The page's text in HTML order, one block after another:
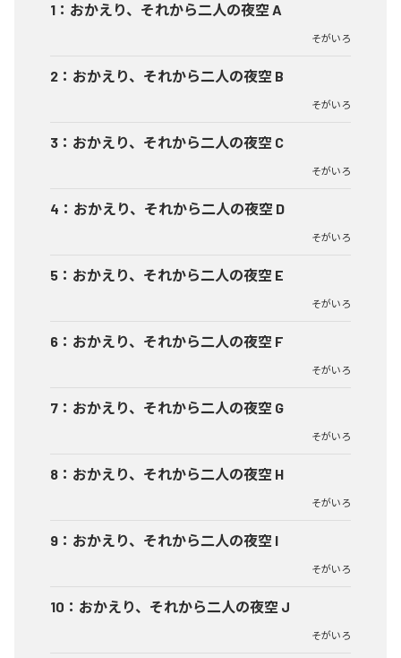
1 ： おかえり、それから二人の夜空 A
そがいろ
2 ： おかえり、それから二人の夜空 B
そがいろ
3 ： おかえり、それから二人の夜空 C
そがいろ
4 ： おかえり、それから二人の夜空 D
そがいろ
5 ： おかえり、それから二人の夜空 E
そがいろ
6 ： おかえり、それから二人の夜空 F
そがいろ
7 ： おかえり、それから二人の夜空 G
そがいろ
8 ： おかえり、それから二人の夜空 H
そがいろ
9 ： おかえり、それから二人の夜空 I
そがいろ
10 ： おかえり、それから二人の夜空 J
そがいろ